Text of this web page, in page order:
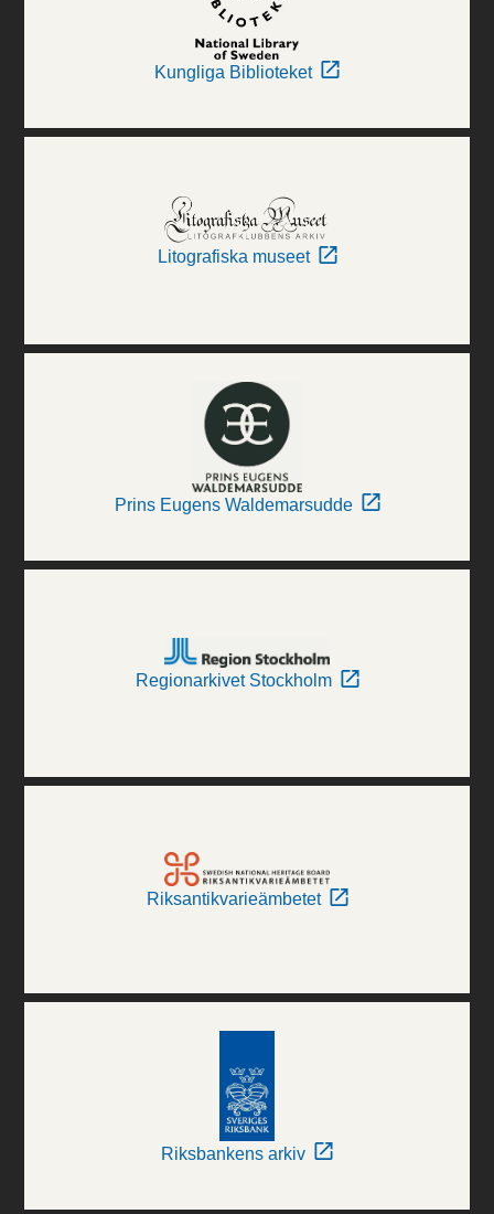
Kungliga Biblioteket
Litografiska museet
Prins Eugens Waldemarsudde
Regionarkivet Stockholm
Riksantikvarieämbetet
Riksbankens arkiv